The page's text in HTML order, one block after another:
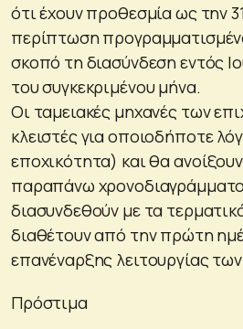
ότι έχουν προθεσμία ως την
περίπτωση
σκοπό τη διασύνδεση εντός
του συγκεκριμένου μήνα.
Οι ταμειακές μηχανές των
κλειστές για οποιοδήποτε
εποχικότητα) και θα
παραπάνω
διασυνδεθούν με τα
διαθέτουν από την πρώτη
επανέναρξης λειτουργίας
Πρόστιμα